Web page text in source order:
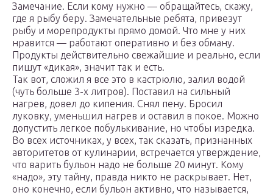
Замечание. Если кому нужно — обращайтесь, скажу,
где я рыбу беру. Замечательные ребята, привезут
рыбу и морепродукты прямо домой. Что мне у них
нравится — работают оперативно и без обману.
Продукты действительно свежайшие и реально, если
пишут «дикая», значит так и есть.
Так вот, сложил я все это в кастрюлю, залил водой
(чуть больше 3-х литров). Поставил на сильный
нагрев, довел до кипения. Снял пену. Бросил
луковку, уменьшил нагрев и оставил в покое. Можно
допустить легкое побулькивание, но чтобы изредка.
Во всех источниках, у всех, так сказать, признанных
авторитетов от кулинарии, встречается утверждение,
что варить бульон надо не больше 20 минут. Кому
«надо», эту тайну, правда никто не раскрывает. Нет,
оно конечно, если бульон активно, что называется,